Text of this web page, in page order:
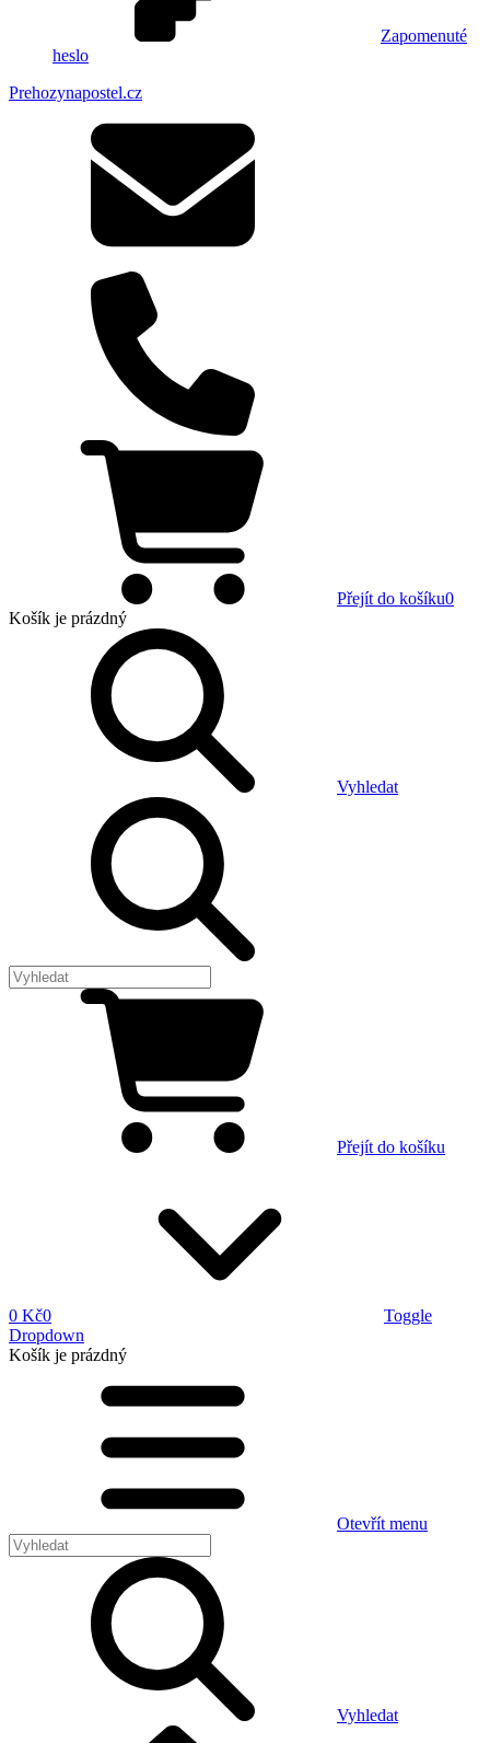
Zapomenuté
heslo
Prehozynapostel.cz
Přejít do košíku0
Košík je prázdný
Vyhledat
Přejít do košíku
0 Kč0
Toggle
Dropdown
Košík je prázdný
Otevřít menu
Vyhledat